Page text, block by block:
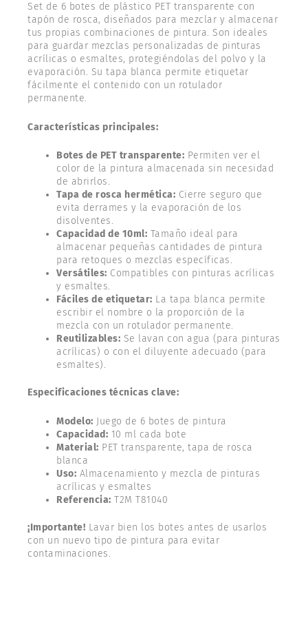
Set de 6 botes de plástico PET transparente con
tapón de rosca, diseñados para mezclar y almacenar
tus propias combinaciones de pintura. Son ideales
para guardar mezclas personalizadas de pinturas
acrílicas o esmaltes, protegiéndolas del polvo y la
evaporación. Su tapa blanca permite etiquetar
fácilmente el contenido con un rotulador
permanente.
Características principales:
Botes de PET transparente: Permiten ver el
color de la pintura almacenada sin necesidad
de abrirlos.
Tapa de rosca hermética: Cierre seguro que
evita derrames y la evaporación de los
disolventes.
Capacidad de 10ml: Tamaño ideal para
almacenar pequeñas cantidades de pintura
para retoques o mezclas específicas.
Versátiles: Compatibles con pinturas acrílicas
y esmaltes.
Fáciles de etiquetar: La tapa blanca permite
escribir el nombre o la proporción de la
mezcla con un rotulador permanente.
Reutilizables: Se lavan con agua (para pinturas
acrílicas) o con el diluyente adecuado (para
esmaltes).
Especificaciones técnicas clave:
Modelo: Juego de 6 botes de pintura
Capacidad: 10 ml cada bote
Material: PET transparente, tapa de rosca
blanca
Uso: Almacenamiento y mezcla de pinturas
acrílicas y esmaltes
Referencia: T2M T81040
¡Importante! Lavar bien los botes antes de usarlos
con un nuevo tipo de pintura para evitar
contaminaciones.